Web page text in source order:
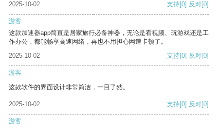
2025-10-02 支持[0] 反对[0]
游客
这款加速器app简直是居家旅行必备神器，无论是看视频、玩游戏还是工
作办公，都能畅享高速网络，再也不用担心网速卡顿了。
2025-10-02
支持[0] 反对[0]
游客
这款软件的界面设计非常简洁，一目了然。
2025-10-02 支持[0] 反对[0]
游客